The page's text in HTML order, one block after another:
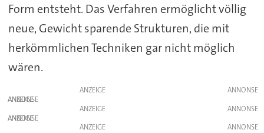
Form entsteht. Das Verfahren ermöglicht völlig
neue, Gewicht sparende Strukturen, die mit
herkömmlichen Techniken gar nicht möglich
wären.
ANZEIGE
ANZEIGE
ANZEIGE
ANZEIGE
ANZEIGE